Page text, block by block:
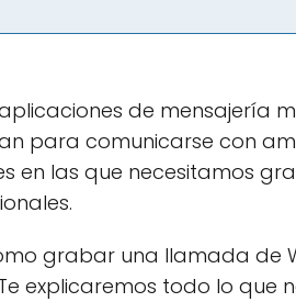
de mensajería
para comunicarse con
en las que necesitamos
grabar una llamada de
explicaremos todo lo que